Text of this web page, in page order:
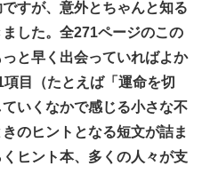
すが、意外とちゃんと知る
した。全271ページのこの
と早く出会っていればよか
目（たとえば「運命を切
いくなかで感じる小さな不
のヒントとなる短文が詰ま
ヒント本、多くの人々が支